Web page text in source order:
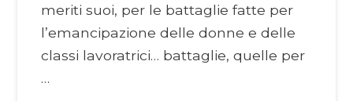
meriti suoi, per le battaglie fatte per
l’emancipazione delle donne e delle
classi lavoratrici… battaglie, quelle per
…